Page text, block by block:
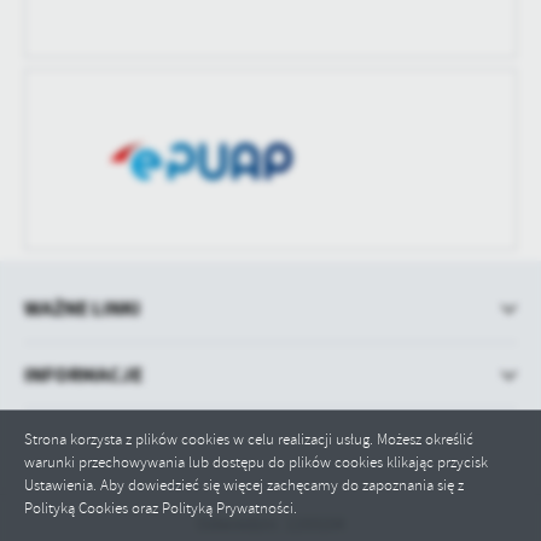
Strona korzysta z plików cookies w celu realizacji usług. Możesz określić
warunki przechowywania lub dostępu do plików cookies klikając przycisk
Ustawienia. Aby dowiedzieć się więcej zachęcamy do zapoznania się z
Polityką Cookies oraz Polityką Prywatności.
zaktualizował
WAŻNE LINKI
INFORMACJE
Odwiedzin: 1193104